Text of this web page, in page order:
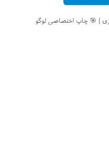
| 🎯 چاپ اختصاصی لوگو